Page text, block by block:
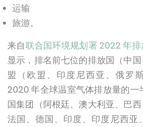
运输
旅游。
来自联合国环境规划署 2022 年
显示，排名前七位的排放国（中
盟（欧盟、印度尼西亚、俄罗
2020 年全球温室气体排放量的一
国集团（阿根廷、澳大利亚、巴西
法国、德国、印度、印度尼西亚